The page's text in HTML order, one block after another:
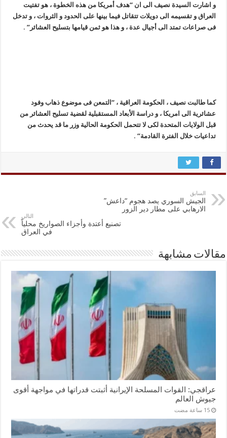
و اشارت السیدة نصیف الى ان “هدف أمریکا من هذه الخطوة ، هو تفتیت
العراق و تقسیمه الى دویلات تتقاتل فیما بینها على الحدود و الثروات ، و تدخل
فی صراعات تمتد الى أجیال عدة ، و هذا هو ثمن قیامها بتسلیح العشائر” .
کما طالبت نصیف ، الحکومة العراقیة ، “التمعن فی موضوع ذهاب وفود
عشائریة الى امریکا ، و دراسة الأبعاد المستقبلیة لقضیة تسلیح العشائر من
قبل الولایات المتحدة لکی لا تتحمل الحکومة الحالیة وزر ما قد یحدث من
تداعیات خلال الفترة القادمة” .
السابق
الجيش السوري يصد هجوم “داعش”
الارهابي على مطار دير الزور
التالي
تصنيع أعتدة وأجزاء الصواريخ محلياً
في العراق
مقالات مشابهة
عراقجي: القوات المسلحة الإيرانية أثبتت قدراتها في مواجهة أقوى
جيوش العالم
‏15 ساعة مضت